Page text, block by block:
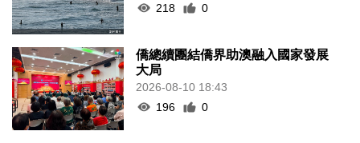
218
0
僑總續團結僑界助澳融入國家發展
大局
2026-08-10 18:43
196
0